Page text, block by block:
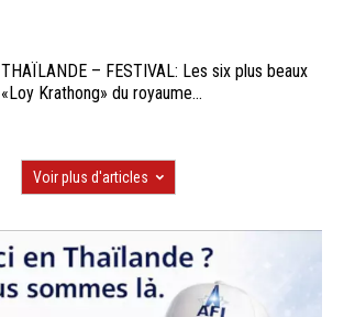
THAÏLANDE – FESTIVAL: Les six plus beaux
«Loy Krathong» du royaume...
Voir plus d'articles